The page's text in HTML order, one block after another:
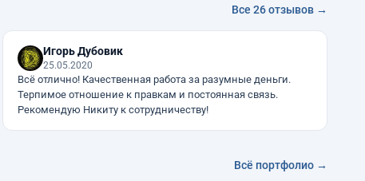
Все 26 отзывов →
Игорь Дубовик
25.05.2020
Всё отлично! Качественная работа за разумные деньги.
Терпимое отношение к правкам и постоянная связь.
Рекомендую Никиту к сотрудничеству!
Всё портфолио →